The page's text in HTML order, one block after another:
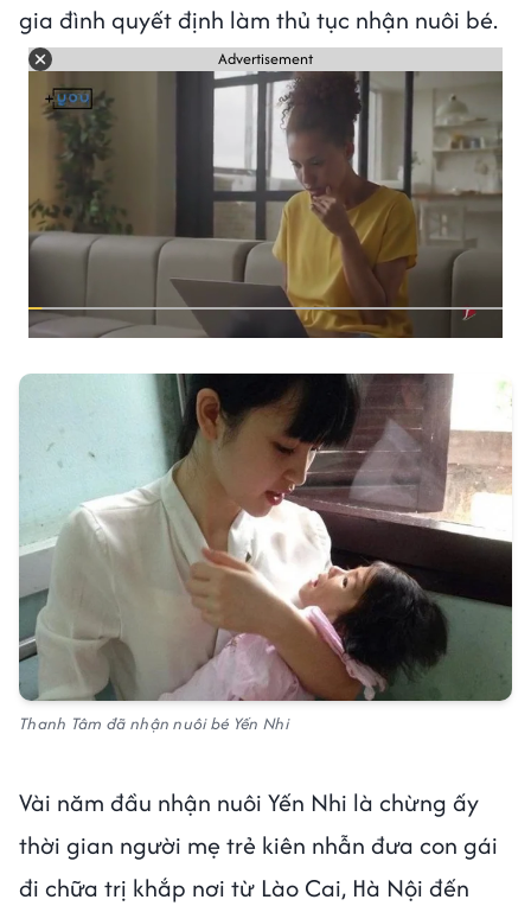
gia đình quyết định làm thủ tục nhận nuôi bé.
Advertisement
Thanh Tâm đã nhận nuôi bé Yến Nhi
Vài năm đầu nhận nuôi Yến Nhi là chừng ấy
thời gian người mẹ trẻ kiên nhẫn đưa con gái
đi chữa trị khắp nơi từ Lào Cai, Hà Nội đến